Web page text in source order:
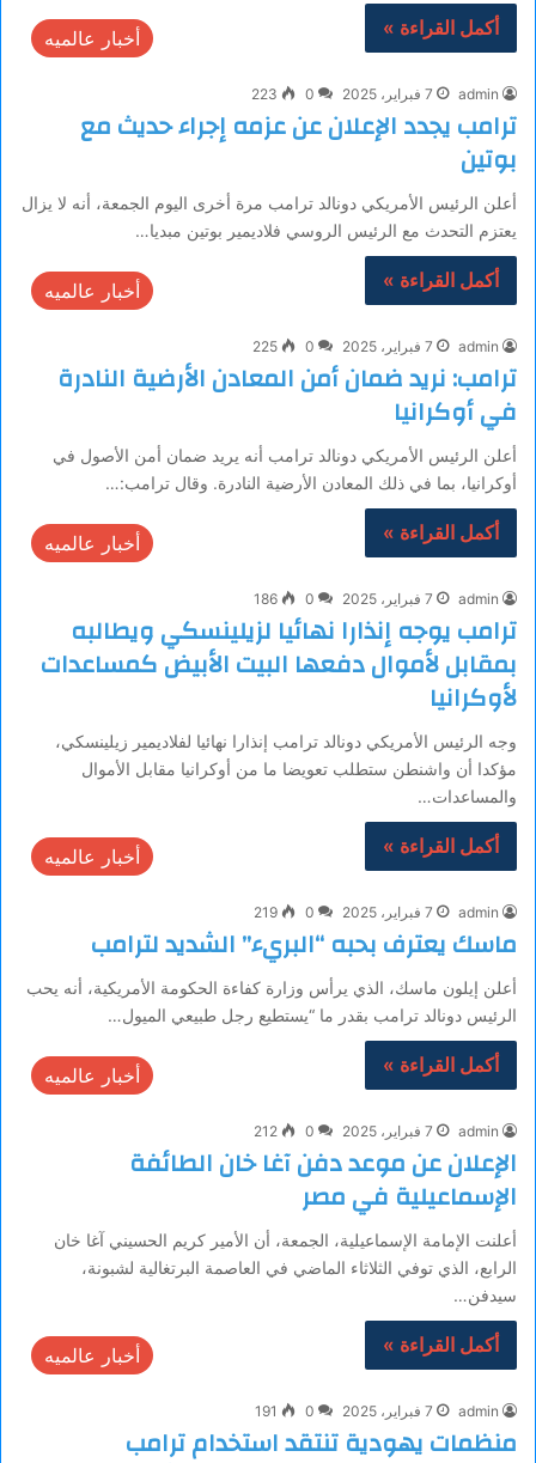
أكمل القراءة » أخبار عالميه
admin 7 فبراير، 2025 0
223
ترامب يجدد الإعلان عن عزمه إجراء حديث مع
بوتين
أعلن الرئيس الأمريكي دونالد ترامب مرة أخرى اليوم الجمعة، أنه لا يزال
يعتزم التحدث مع الرئيس الروسي فلاديمير بوتين مبديا…
أكمل القراءة » أخبار عالميه
admin 7 فبراير، 2025 0
225
ترامب: نريد ضمان أمن المعادن الأرضية النادرة
في أوكرانيا
أعلن الرئيس الأمريكي دونالد ترامب أنه يريد ضمان أمن الأصول في
أوكرانيا، بما في ذلك المعادن الأرضية النادرة. وقال ترامب:…
أكمل القراءة » أخبار عالميه
admin 7 فبراير، 2025 0
186
ترامب يوجه إنذارا نهائيا لزيلينسكي ويطالبه
بمقابل لأموال دفعها البيت الأبيض كمساعدات
لأوكرانيا
وجه الرئيس الأمريكي دونالد ترامب إنذارا نهائيا لفلاديمير زيلينسكي،
مؤكدا أن واشنطن ستطلب تعويضا ما من أوكرانيا مقابل الأموال
والمساعدات…
أكمل القراءة » أخبار عالميه
admin 7 فبراير، 2025 0
219
ماسك يعترف بحبه “البريء” الشديد لترامب
أعلن إيلون ماسك، الذي يرأس وزارة كفاءة الحكومة الأمريكية، أنه يحب
الرئيس دونالد ترامب بقدر ما “يستطيع رجل طبيعي الميول…
أكمل القراءة » أخبار عالميه
admin 7 فبراير، 2025 0
212
الإعلان عن موعد دفن آغا خان الطائفة
الإسماعيلية في مصر
أعلنت الإمامة الإسماعيلية، الجمعة، أن الأمير كريم الحسيني آغا خان
الرابع، الذي توفي الثلاثاء الماضي في العاصمة البرتغالية لشبونة،
سيدفن…
أكمل القراءة » أخبار عالميه
admin 7 فبراير، 2025 0
191
منظمات يهودية تنتقد استخدام ترامب